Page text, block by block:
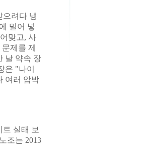
으려다 냉
밀어 넣
맞고, 사
제를 제
날 약속 장
은 "나이
여러 압박
실태 보
조는 2013